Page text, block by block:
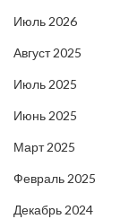
Июль 2026
Август 2025
Июль 2025
Июнь 2025
Март 2025
Февраль 2025
Декабрь 2024